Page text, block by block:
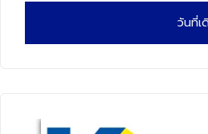
วันที่เ